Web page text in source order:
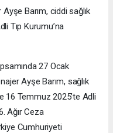
Barım, ciddi sağlık
Tıp Kurumu’na
27 Ocak
Ayşe Barım, sağlık
16 Temmuz 2025’te Adli
Ağır Ceza
Cumhuriyeti